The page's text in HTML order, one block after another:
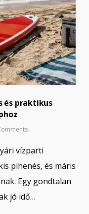
és praktikus
vízparti
pihenés, és máris
Egy gondtalan
jó idő…